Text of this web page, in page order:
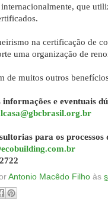
que
na certificação de
uma organização de
muitos outros
informações e eventuais
para os processos
Antonio Macêdo Filho às